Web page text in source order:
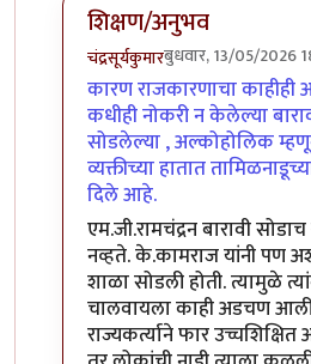
शिक्षण/अनुभव
चंद्रसूर्यकुमारबुधवार, 13/05/2026
In reply toदोन दिवसांपूर्वी
कारण राजकारणाचा
कधीही नोकरी न केलेल्या
सोडलेल्या , अल्कोहोलिक
व्यक्तीच्या हातात
दिले आहे.
एम.जी.रामचंद्रन बारावी
नव्हते. के.कामराज यांनी पण
शाळा सोडली होती. त्यामुळे
चालवायला काही अडचण
राज्यकर्त्याने फार